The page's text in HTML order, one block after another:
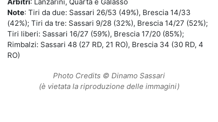
Note: Tiri da due: Sassari 26/53 (49%), Brescia 14/33
(42%); Tiri da tre: Sassari 9/28 (32%), Brescia 14/27 (52%);
Tiri liberi: Sassari 16/27 (59%), Brescia 17/20 (85%);
Rimbalzi: Sassari 48 (27 RD, 21 RO), Brescia 34 (30 RD, 4
RO)
Photo Credits © Dinamo Sassari
(è vietata la riproduzione delle immagini)